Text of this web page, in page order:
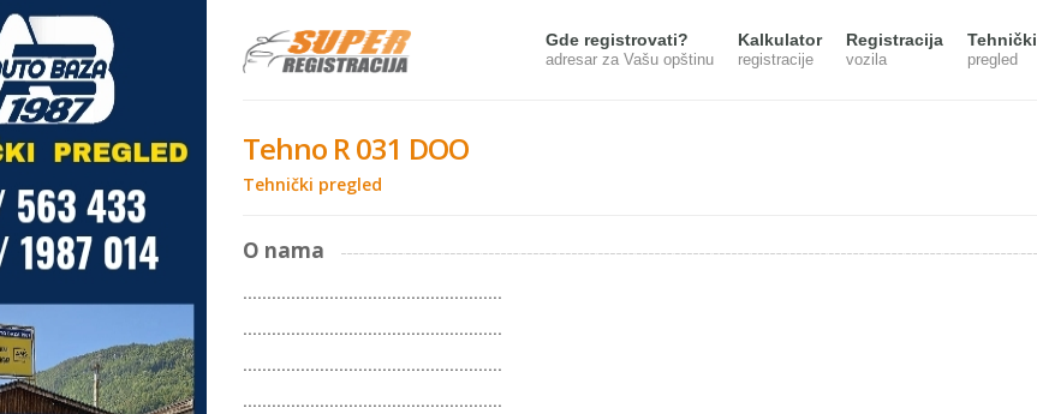
Gde registrovati?
adresar za Vašu opštinu
Kalkulator
registracije
Registracija
vozila
Tehnički
pregled
Tehno R 031 DOO
Tehnički pregled
O nama
......................................................
......................................................
......................................................
......................................................